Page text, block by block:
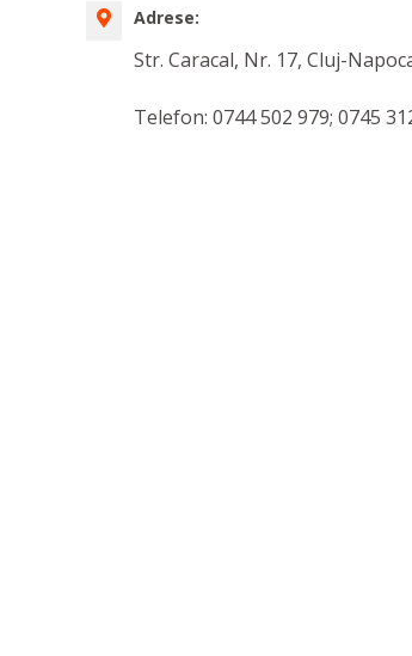
Adrese:
Str. Caracal, Nr. 17, Cluj-
Telefon: 0744 502 979; 0745